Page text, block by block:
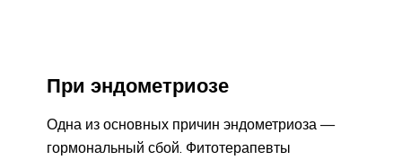
При эндометриозе
Одна из основных причин эндометриоза —
гормональный сбой. Фитотерапевты